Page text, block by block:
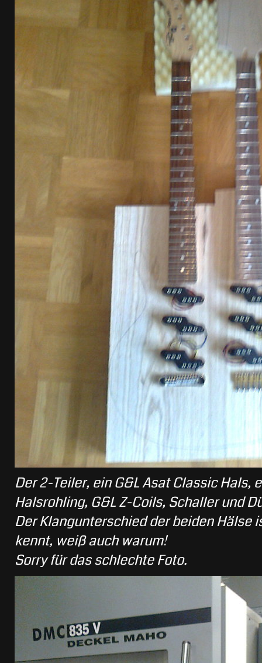
Der 2-Teiler, ein G&L Asat Classic Hals,
Halsrohling, G&L Z-Coils, Schaller und
Der Klangunterschied der beiden Hälse
kennt, weiß auch warum!
Sorry für das schlechte Foto.